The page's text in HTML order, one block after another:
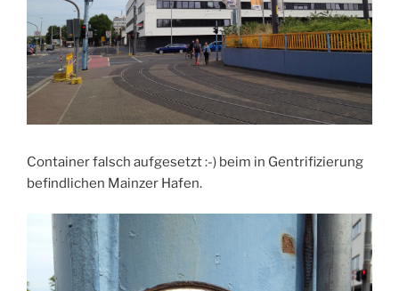
Container falsch aufgesetzt :-) beim in Gentrifizierung
befindlichen Mainzer Hafen.